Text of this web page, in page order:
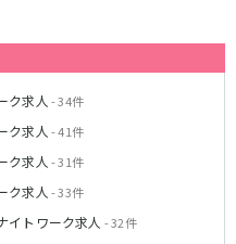
ク求人 - 34件
ク求人 - 41件
ク求人 - 31件
ク求人 - 33件
イトワーク求人 - 32件
ヶ丘駅